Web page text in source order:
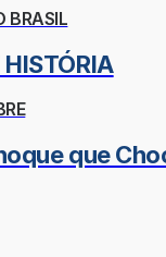
BRASIL
que